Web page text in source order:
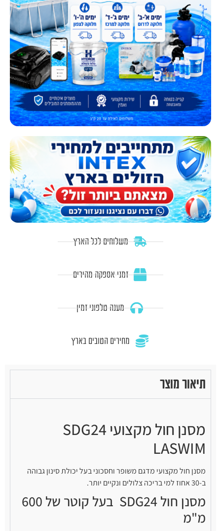
משלוחים לכל הארץ
זמני אספקה מהירים
מענה טלפוני זמין
מחירים הטובים בארץ
תיאור מוצר
מסנן חול מקצועי SDG24
LASWIM
מסנן חול מקצועי מדגם משופר וחסכוני בעל יכולת סינון גבוהה
ב-30 אחוז למי בריכה צלולים ונקיים יותר.
מסנן חול SDG24 בעל קוטר של 600
מ"מ